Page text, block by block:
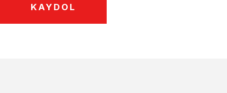
KAYDOL